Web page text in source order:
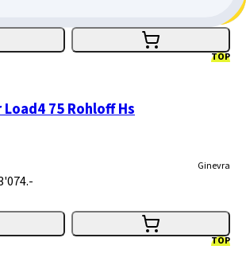
TOP
TOP
75 Rohloff Hs
Ginevra